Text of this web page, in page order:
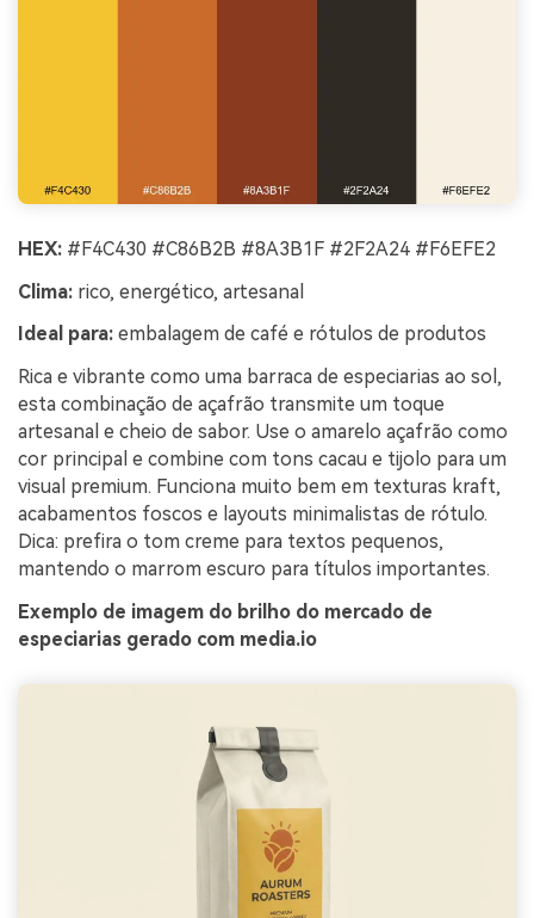
HEX: #F4C430 #C86B2B #8A3B1F #2F2A24 #F6EFE2
Clima: rico, energético, artesanal
Ideal para: embalagem de café e rótulos de produtos
Rica e vibrante como uma barraca de especiarias ao sol,
esta combinação de açafrão transmite um toque
artesanal e cheio de sabor. Use o amarelo açafrão como
cor principal e combine com tons cacau e tijolo para um
visual premium. Funciona muito bem em texturas kraft,
acabamentos foscos e layouts minimalistas de rótulo.
Dica: prefira o tom creme para textos pequenos,
mantendo o marrom escuro para títulos importantes.
Exemplo de imagem do brilho do mercado de
especiarias gerado com media.io